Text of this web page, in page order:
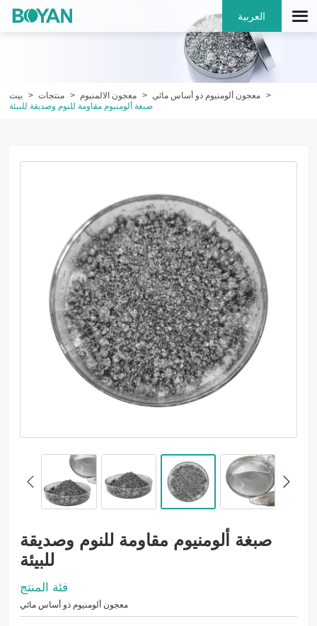
العربية
بيت منتجات معجون الالمنيوم
معجون ألومنيوم ذو أساس مائي
صبغة ألومنيوم مقاومة للنوم وصديقة للبيئة
صبغة ألومنيوم مقاومة للنوم وصديقة
للبيئة
فئة المنتج
معجون ألومنيوم ذو أساس مائي